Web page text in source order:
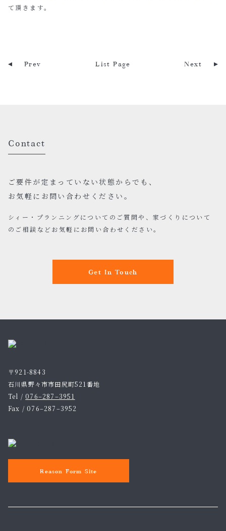
て頂きます。
Prev List Page Next
Contact
ご要件が定まっていない状態からでも、
お気軽にお問い合わせください。
シィー・プランニングについてのご質問や、家づくりについて
のご相談などお気軽にお問い合わせください。
Get In Touch
〒921-8843
石川県野々市市田尻町521番地
Tel / 076–287–3951
Fax / 076–287–3952
Reason Form Site